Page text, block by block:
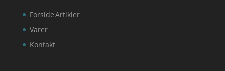
Forside
Varer
Kontakt
Artikler